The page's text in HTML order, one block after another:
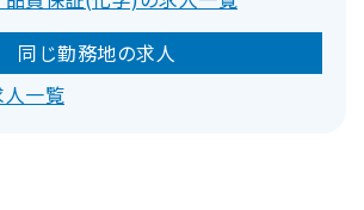
同じ勤務地の求人
一覧